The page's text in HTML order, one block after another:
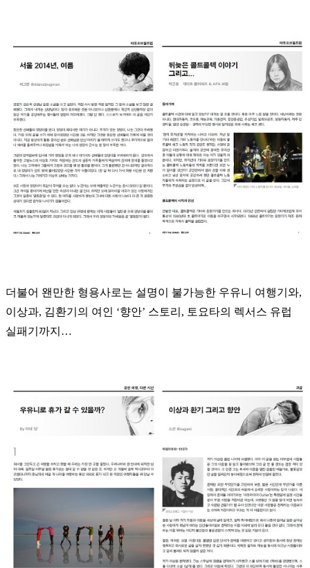
더불어 왠만한 형용사로는 설명이 불가능한 우유니 여행기와,
이상과, 김환기의 여인 ‘향안’ 스토리, 토요타의 렉서스 유럽
실패기까지…